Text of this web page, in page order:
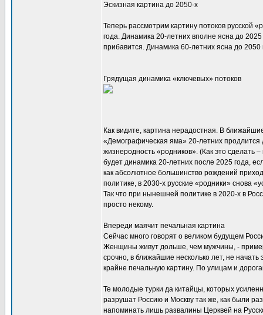
Эскизная картина до 2050-х
Теперь рассмотрим картину потоков русской
года. Динамика 20-летних вполне ясна до
прибавится. Динамика 60-летних ясна до
Грядущая динамика «ключевых» потоков
Как видите, картина нерадостная. В
«Демографическая яма» 20-летних
жизнеродность «родников». (Как это сделать
будет динамика 20-летних после 2025 года,
как абсолютное большинство рождений
политике, в 2030-х русские «родники» снова
Так что при нынешней политике в 2020-х в
просто некому.
Впереди маячит печальная картина
Сейчас много говорят о великом будущем
Женщины живут дольше, чем мужчины, -
срочно, в ближайшие несколько лет, не начать
крайне печальную картину. По улицам и
Те молодые турки да китайцы, которых
разрушат Россию и Москву так же, как были
напоминать лишь развалины Церквей на